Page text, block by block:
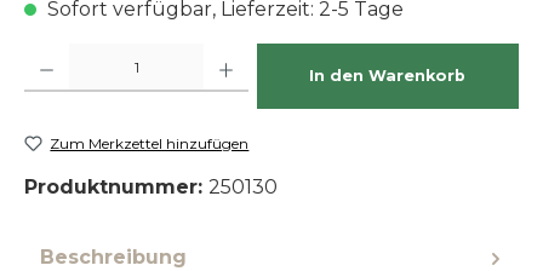
Sofort verfügbar, Lieferzeit: 2-5 Tage
In den Warenkorb
Zum Merkzettel hinzufügen
Produktnummer: 250130
Beschreibung